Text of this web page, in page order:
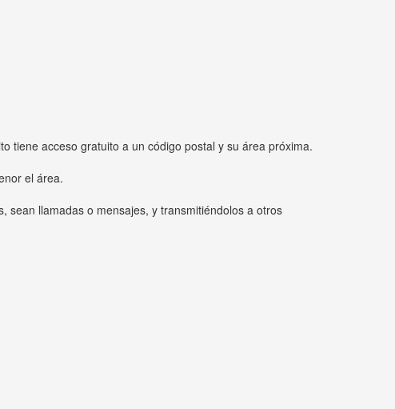
tiene acceso gratuito a un código postal y su área próxima.
el área.
sean llamadas o mensajes, y transmitiéndolos a otros